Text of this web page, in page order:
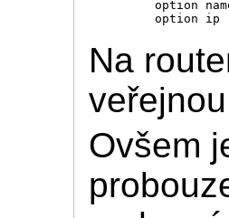
	option name 'htpc'
Na
Ovšem